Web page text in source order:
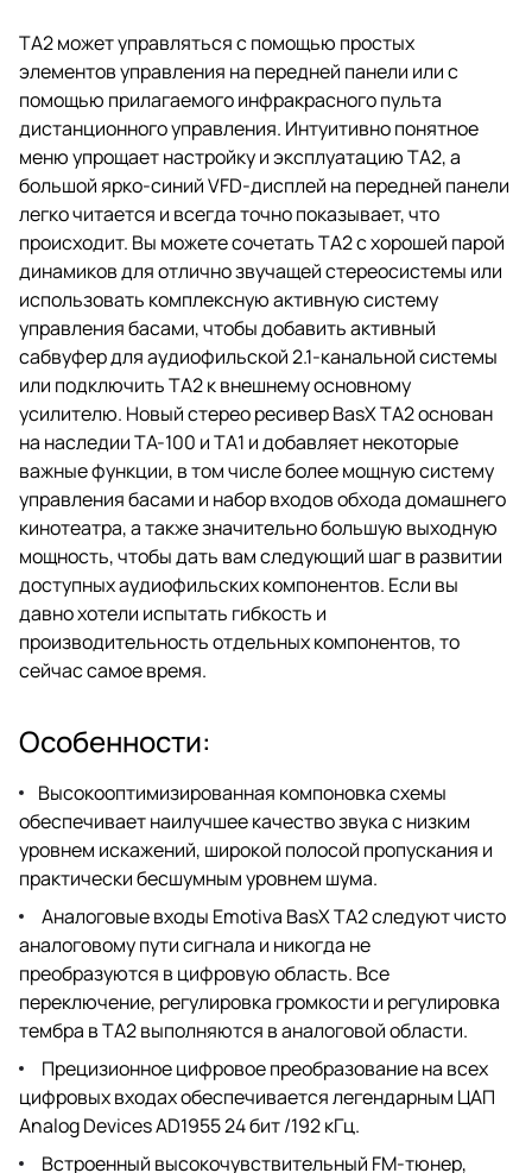
TA2 может управляться с помощью простых
элементов управления на передней панели или с
помощью прилагаемого инфракрасного пульта
дистанционного управления. Интуитивно понятное
меню упрощает настройку и эксплуатацию TA2, а
большой ярко-синий VFD-дисплей на передней панели
легко читается и всегда точно показывает, что
происходит. Вы можете сочетать TA2 с хорошей парой
динамиков для отлично звучащей стереосистемы или
использовать комплексную активную систему
управления басами, чтобы добавить активный
сабвуфер для аудиофильской 2.1-канальной системы
или подключить TA2 к внешнему основному
усилителю. Новый стерео ресивер BasX TA2 основан
на наследии TA-100 и TA1 и добавляет некоторые
важные функции, в том числе более мощную систему
управления басами и набор входов обхода домашнего
кинотеатра, а также значительно большую выходную
мощность, чтобы дать вам следующий шаг в развитии
доступных аудиофильских компонентов. Если вы
давно хотели испытать гибкость и
производительность отдельных компонентов, то
сейчас самое время.
Особенности:
Высокооптимизированная компоновка схемы
обеспечивает наилучшее качество звука с низким
уровнем искажений, широкой полосой пропускания и
практически бесшумным уровнем шума.
Аналоговые входы Emotiva BasX TA2 следуют чисто
аналоговому пути сигнала и никогда не
преобразуются в цифровую область. Все
переключение, регулировка громкости и регулировка
тембра в TA2 выполняются в аналоговой области.
Прецизионное цифровое преобразование на всех
цифровых входах обеспечивается легендарным ЦАП
Analog Devices AD1955 24 бит /192 кГц.
Встроенный высокочувствительный FM-тюнер,